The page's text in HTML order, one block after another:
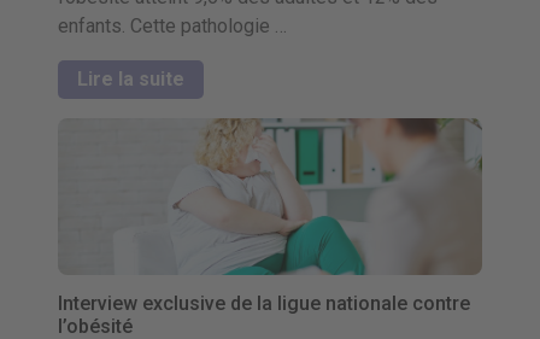
enfants. Cette pathologie …
Lire la suite
Interview exclusive de la ligue nationale contre
l’obésité